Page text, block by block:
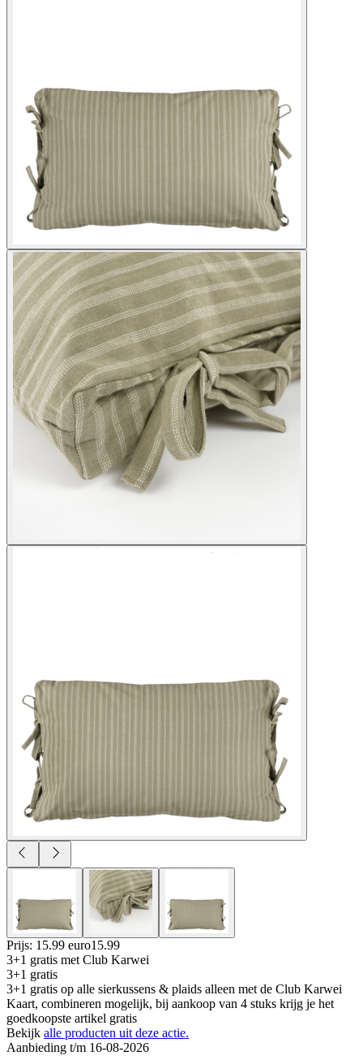
Prijs: 15.99 euro15.99
3+1 gratis met Club Karwei
3+1 gratis
3+1 gratis op alle sierkussens & plaids alleen met de Club Karwei
Kaart, combineren mogelijk, bij aankoop van 4 stuks krijg je het
goedkoopste artikel gratis
Bekijk alle producten uit deze actie.
Aanbieding t/m 16-08-2026